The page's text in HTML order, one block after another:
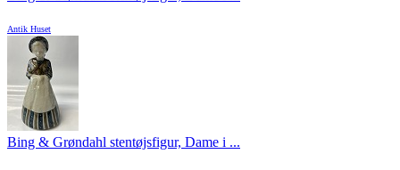
Antik Huset
Bing & Grøndahl stentøjsfigur, Dame i ...